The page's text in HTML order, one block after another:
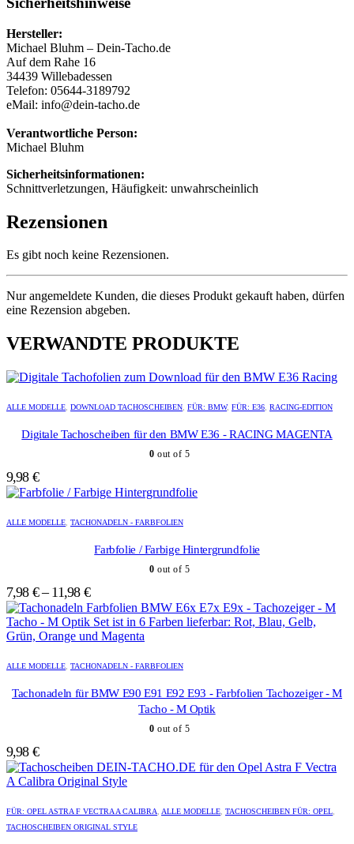
Hersteller:
Michael Bluhm – Dein-Tacho.de
Auf dem Rahe 16
34439 Willebadessen
Telefon: 05644-3189792
eMail: info@dein-tacho.de
Verantwortliche Person:
Michael Bluhm
Sicherheitsinformationen:
Schnittverletzungen, Häufigkeit: unwahrscheinlich
Rezensionen
Es gibt noch keine Rezensionen.
Nur angemeldete Kunden, die dieses Produkt gekauft haben, dürfen
eine Rezension abgeben.
VERWANDTE PRODUKTE
ALLE MODELLE, DOWNLOAD TACHOSCHEIBEN, FÜR: BMW, FÜR: E36, RACING-EDITION
Digitale Tachoscheiben für den BMW E36 - RACING MAGENTA
0 out of 5
9,98 €
Produkt
Die
Optionen
können
auf
Produktseite
werden
Produkt
Die
Optionen
können
auf
Produktseite
werden
ALLE MODELLE, TACHONADELN - FARBFOLIEN
Farbfolie / Farbige Hintergrundfolie
0 out of 5
7,98 €–11,98 €
Produkt
mehrere
Optionen
können
auf
der
Produktseite
gewählt
werden
Produkt
mehrere
Optionen
können
auf
der
Produktseite
gewählt
werden
ALLE MODELLE, TACHONADELN - FARBFOLIEN
Tachonadeln für BMW E90 E91 E92 E93 - Farbfolien Tachozeiger - M
Tacho - M Optik
0 out of 5
9,98 €
Produkt
weist
Produkt
weist
FÜR: OPEL ASTRA F VECTRA A CALIBRA, ALLE MODELLE, TACHOSCHEIBEN FÜR: OPEL,
TACHOSCHEIBEN ORIGINAL STYLE